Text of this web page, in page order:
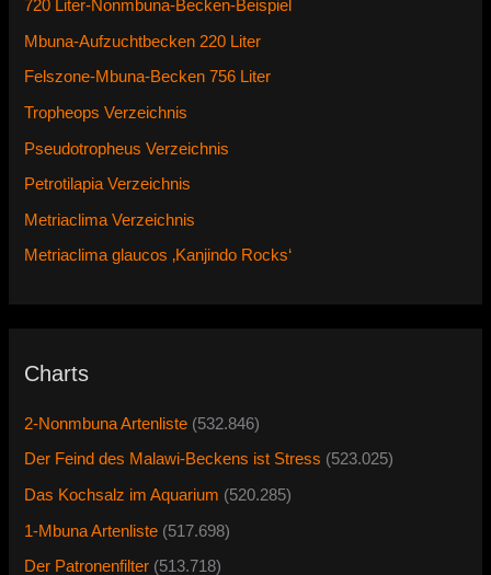
720 Liter-Nonmbuna-Becken-Beispiel
Mbuna-Aufzuchtbecken 220 Liter
Felszone-Mbuna-Becken 756 Liter
Tropheops Verzeichnis
Pseudotropheus Verzeichnis
Petrotilapia Verzeichnis
Metriaclima Verzeichnis
Metriaclima glaucos ‚Kanjindo Rocks‘
Charts
2-Nonmbuna Artenliste (532.846)
Der Feind des Malawi-Beckens ist Stress (523.025)
Das Kochsalz im Aquarium (520.285)
1-Mbuna Artenliste (517.698)
Der Patronenfilter (513.718)